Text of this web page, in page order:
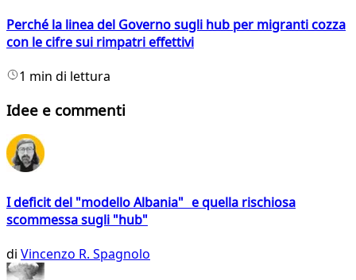
Perché la linea del Governo sugli hub per migranti cozza
con le cifre sui rimpatri effettivi
1 min di lettura
Idee e commenti
I deficit del "modello Albania" e quella rischiosa
scommessa sugli "hub"
di Vincenzo R. Spagnolo